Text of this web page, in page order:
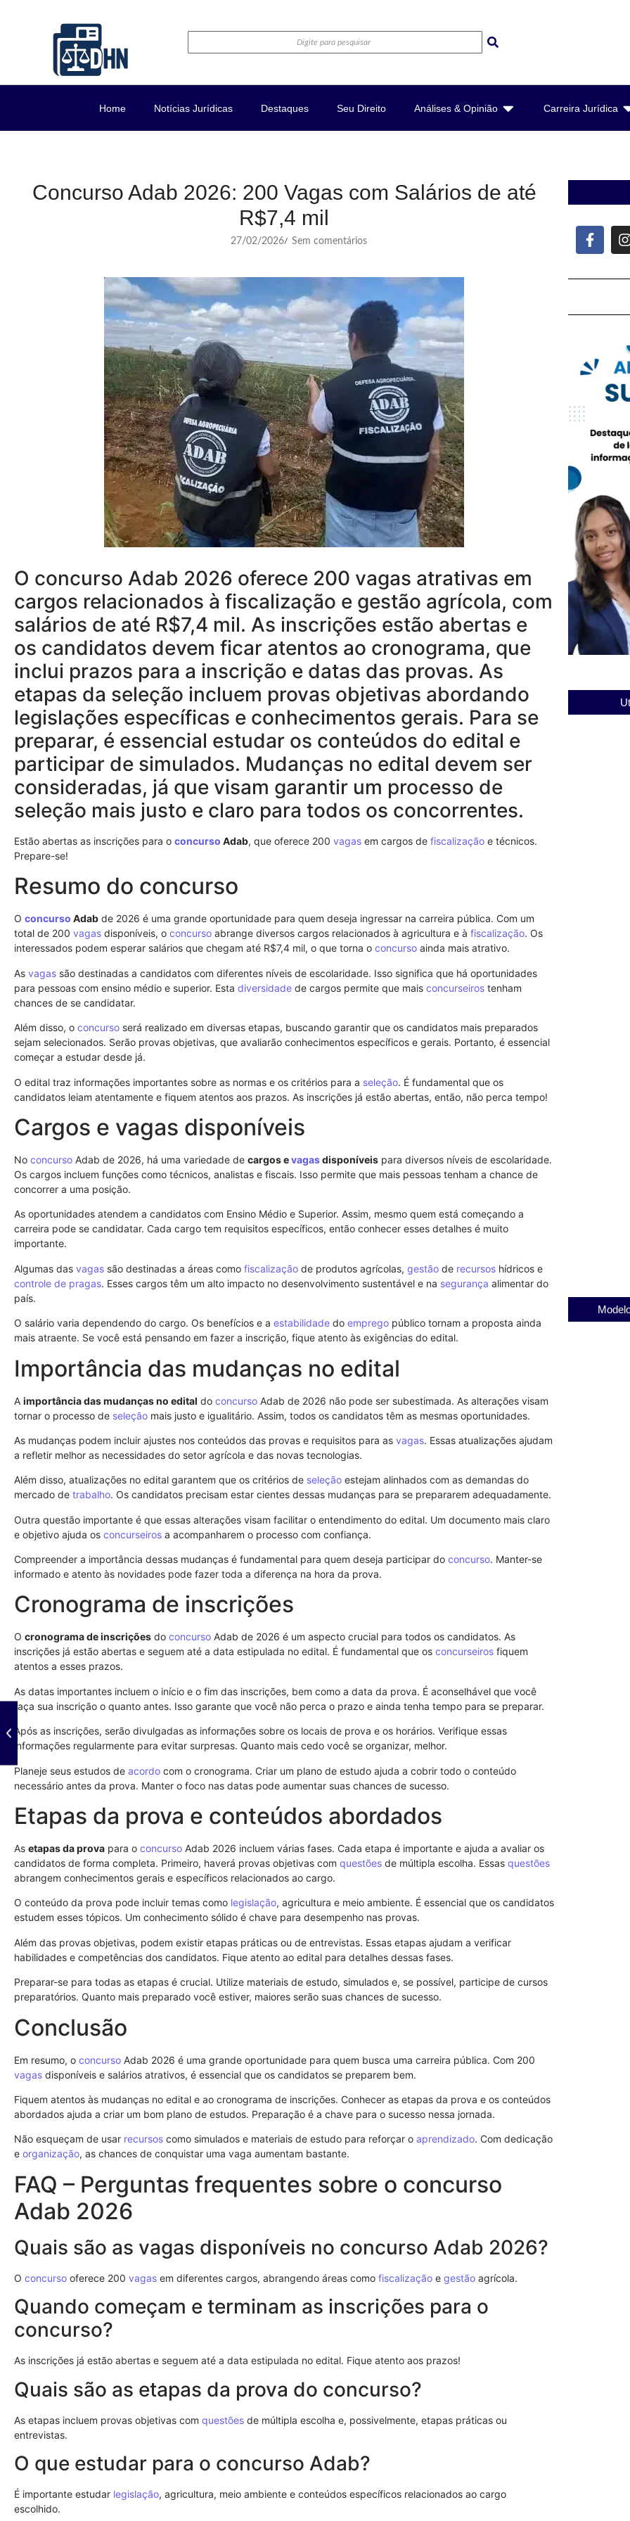
Home Notícias Jurídicas Destaques Seu Direito Análises & Opinião Carreira Jurídica
Concurso Adab 2026: 200 Vagas com Salários de até
R$7,4 mil
27/02/2026/ Sem comentários
O concurso Adab 2026 oferece 200 vagas atrativas em
cargos relacionados à fiscalização e gestão agrícola, com
salários de até R$7,4 mil. As inscrições estão abertas e
os candidatos devem ficar atentos ao cronograma, que
inclui prazos para a inscrição e datas das provas. As
etapas da seleção incluem provas objetivas abordando
legislações específicas e conhecimentos gerais. Para se
preparar, é essencial estudar os conteúdos do edital e
participar de simulados. Mudanças no edital devem ser
consideradas, já que visam garantir um processo de
seleção mais justo e claro para todos os concorrentes.
Estão abertas as inscrições para o concurso Adab, que oferece 200 vagas em cargos de fiscalização e técnicos.
Prepare-se!
Resumo do concurso
O concurso Adab de 2026 é uma grande oportunidade para quem deseja ingressar na carreira pública. Com um
total de 200 vagas disponíveis, o concurso abrange diversos cargos relacionados à agricultura e à fiscalização. Os
interessados podem esperar salários que chegam até R$7,4 mil, o que torna o concurso ainda mais atrativo.
As vagas são destinadas a candidatos com diferentes níveis de escolaridade. Isso significa que há oportunidades
para pessoas com ensino médio e superior. Esta diversidade de cargos permite que mais concurseiros tenham
chances de se candidatar.
Além disso, o concurso será realizado em diversas etapas, buscando garantir que os candidatos mais preparados
sejam selecionados. Serão provas objetivas, que avaliarão conhecimentos específicos e gerais. Portanto, é essencial
começar a estudar desde já.
O edital traz informações importantes sobre as normas e os critérios para a seleção. É fundamental que os
candidatos leiam atentamente e fiquem atentos aos prazos. As inscrições já estão abertas, então, não perca tempo!
Cargos e vagas disponíveis
No concurso Adab de 2026, há uma variedade de cargos evagasdisponíveis para diversos níveis de escolaridade.
Os cargos incluem funções como técnicos, analistas e fiscais. Isso permite que mais pessoas tenham a chance de
concorrer a uma posição.
As oportunidades atendem a candidatos com Ensino Médio e Superior. Assim, mesmo quem está começando a
carreira pode se candidatar. Cada cargo tem requisitos específicos, então conhecer esses detalhes é muito
importante.
Algumas das vagas são destinadas a áreas como fiscalização de produtos agrícolas, gestão de recursos hídricos e
controle de pragas. Esses cargos têm um alto impacto no desenvolvimento sustentável e na segurança alimentar do
país.
O salário varia dependendo do cargo. Os benefícios e a estabilidade do emprego público tornam a proposta ainda
mais atraente. Se você está pensando em fazer a inscrição, fique atento às exigências do edital.
Importância das mudanças no edital
A importância das mudanças no edital do concurso Adab de 2026 não pode ser subestimada. As alterações visam
tornar o processo de seleção mais justo e igualitário. Assim, todos os candidatos têm as mesmas oportunidades.
As mudanças podem incluir ajustes nos conteúdos das provas e requisitos para as vagas. Essas atualizações ajudam
a refletir melhor as necessidades do setor agrícola e das novas tecnologias.
Além disso, atualizações no edital garantem que os critérios de seleção estejam alinhados com as demandas do
mercado de trabalho. Os candidatos precisam estar cientes dessas mudanças para se prepararem adequadamente.
Outra questão importante é que essas alterações visam facilitar o entendimento do edital. Um documento mais claro
e objetivo ajuda os concurseiros a acompanharem o processo com confiança.
Compreender a importância dessas mudanças é fundamental para quem deseja participar do concurso. Manter-se
informado e atento às novidades pode fazer toda a diferença na hora da prova.
Cronograma de inscrições
O cronograma de inscrições do concurso Adab de 2026 é um aspecto crucial para todos os candidatos. As
inscrições já estão abertas e seguem até a data estipulada no edital. É fundamental que os concurseiros fiquem
atentos a esses prazos.
As datas importantes incluem o início e o fim das inscrições, bem como a data da prova. É aconselhável que você
faça sua inscrição o quanto antes. Isso garante que você não perca o prazo e ainda tenha tempo para se preparar.
Após as inscrições, serão divulgadas as informações sobre os locais de prova e os horários. Verifique essas
informações regularmente para evitar surpresas. Quanto mais cedo você se organizar, melhor.
Planeje seus estudos de acordo com o cronograma. Criar um plano de estudo ajuda a cobrir todo o conteúdo
necessário antes da prova. Manter o foco nas datas pode aumentar suas chances de sucesso.
Etapas da prova e conteúdos abordados
As etapas da prova para o concurso Adab 2026 incluem várias fases. Cada etapa é importante e ajuda a avaliar os
candidatos de forma completa. Primeiro, haverá provas objetivas com questões de múltipla escolha. Essas questões
abrangem conhecimentos gerais e específicos relacionados ao cargo.
O conteúdo da prova pode incluir temas como legislação, agricultura e meio ambiente. É essencial que os candidatos
estudem esses tópicos. Um conhecimento sólido é chave para desempenho nas provas.
Além das provas objetivas, podem existir etapas práticas ou de entrevistas. Essas etapas ajudam a verificar
habilidades e competências dos candidatos. Fique atento ao edital para detalhes dessas fases.
Preparar-se para todas as etapas é crucial. Utilize materiais de estudo, simulados e, se possível, participe de cursos
preparatórios. Quanto mais preparado você estiver, maiores serão suas chances de sucesso.
Conclusão
Em resumo, o concurso Adab 2026 é uma grande oportunidade para quem busca uma carreira pública. Com 200
vagas disponíveis e salários atrativos, é essencial que os candidatos se preparem bem.
Fiquem atentos às mudanças no edital e ao cronograma de inscrições. Conhecer as etapas da prova e os conteúdos
abordados ajuda a criar um bom plano de estudos. Preparação é a chave para o sucesso nessa jornada.
Não esqueçam de usar recursos como simulados e materiais de estudo para reforçar o aprendizado. Com dedicação
e organização, as chances de conquistar uma vaga aumentam bastante.
FAQ – Perguntas frequentes sobre o concurso
Adab 2026
Quais são as vagas disponíveis no concurso Adab 2026?
O concurso oferece 200 vagas em diferentes cargos, abrangendo áreas como fiscalização e gestão agrícola.
Quando começam e terminam as inscrições para o
concurso?
As inscrições já estão abertas e seguem até a data estipulada no edital. Fique atento aos prazos!
Quais são as etapas da prova do concurso?
As etapas incluem provas objetivas com questões de múltipla escolha e, possivelmente, etapas práticas ou
entrevistas.
O que estudar para o concurso Adab?
É importante estudar legislação, agricultura, meio ambiente e conteúdos específicos relacionados ao cargo
escolhido.